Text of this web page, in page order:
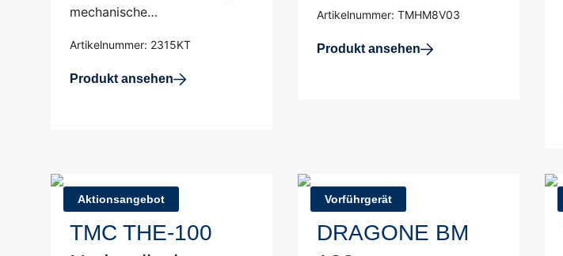
mechanische…
Artikelnummer: 2315KT
Produkt ansehen
Artikelnummer: TMHM8V03
Produkt ansehen
Aktionsangebot
TMC THE-100
Vorführgerät
DRAGONE BM